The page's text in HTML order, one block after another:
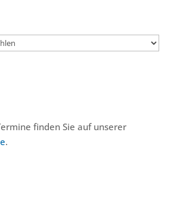
finden Sie auf unserer
.